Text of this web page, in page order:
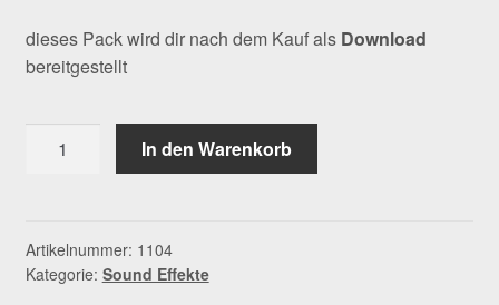
dieses Pack wird dir nach dem Kauf als Download
bereitgestellt
Effects
Natur
Menge
In den Warenkorb
Artikelnummer: 1104
Kategorie: Sound Effekte